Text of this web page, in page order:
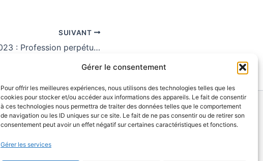
Gérer le consentement
Pour offrir les meilleures expériences, nous utilisons des technologies telles que les
cookies pour stocker et/ou accéder aux informations des appareils. Le fait de consentir
à ces technologies nous permettra de traiter des données telles que le comportement
de navigation ou les ID uniques sur ce site. Le fait de ne pas consentir ou de retirer son
consentement peut avoir un effet négatif sur certaines caractéristiques et fonctions.
Gérer les services
SUIVANT
17 juin 2023 : Profession perpétuelle de Sr Clarisse Madimba